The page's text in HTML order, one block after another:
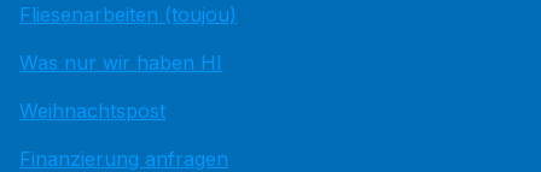
Fliesenarbeiten (toujou)
Was nur wir haben HI
Weihnachtspost
Finanzierung anfragen